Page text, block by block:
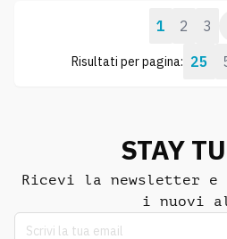
Risultati per pagina: 25
1 2 3
STAY
Ricevi la newsletter e
i nuovi